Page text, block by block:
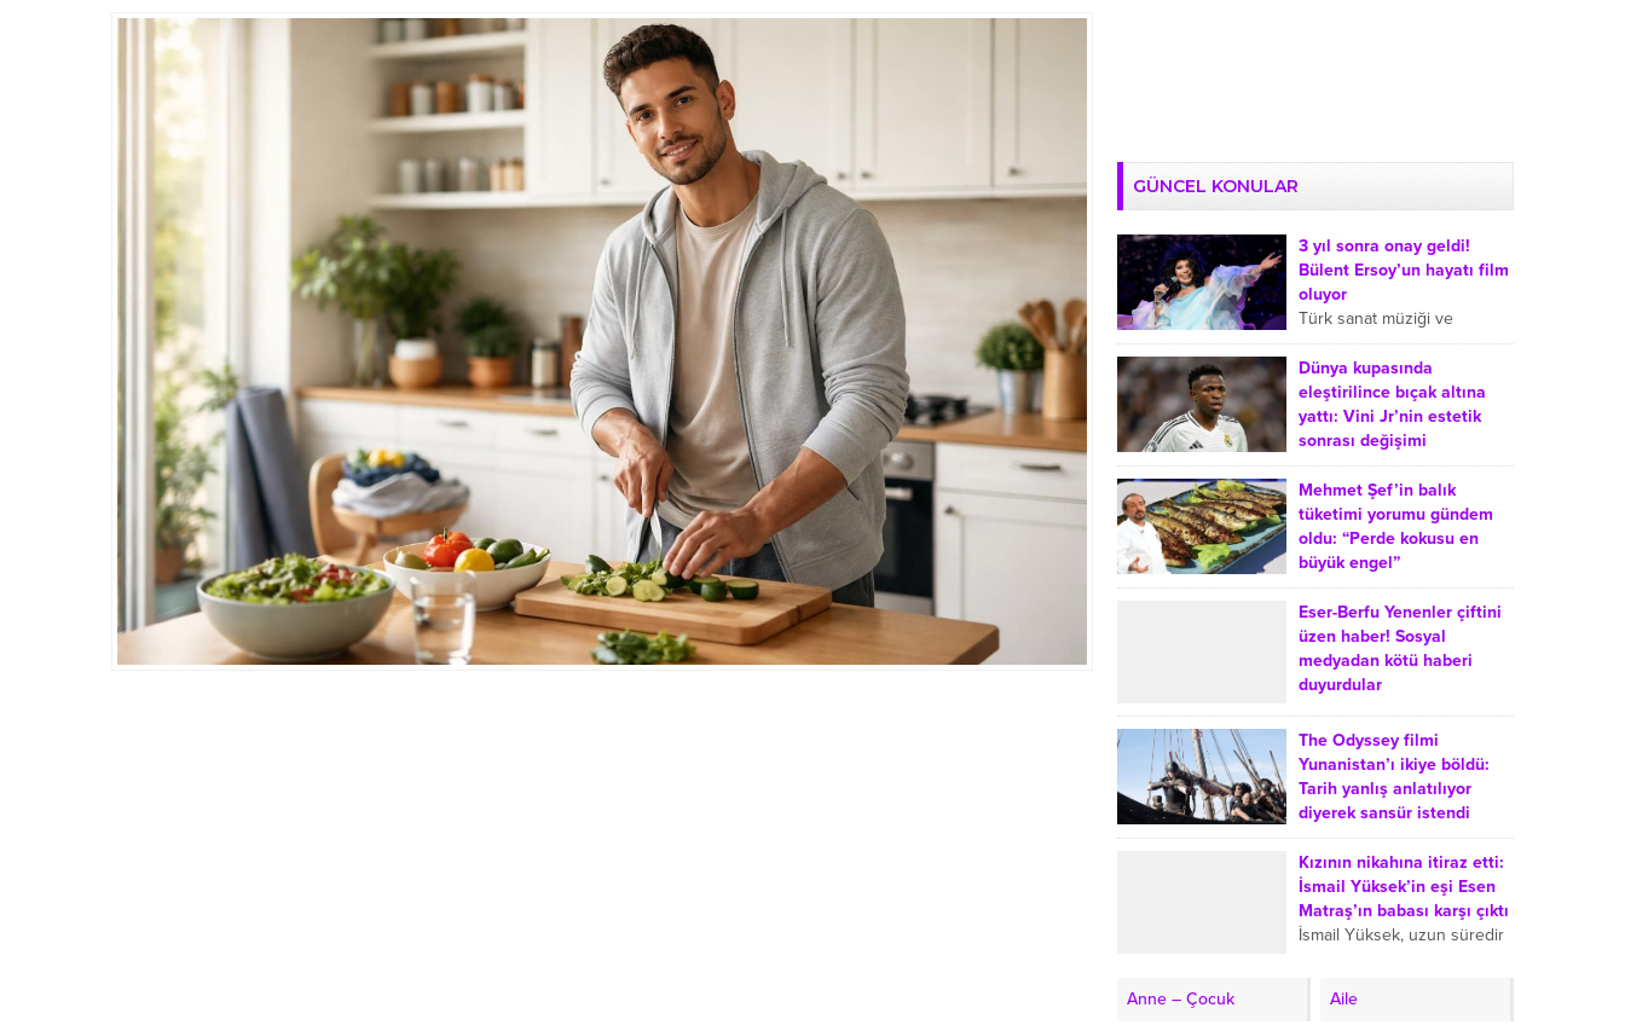
GÜNCEL KONULAR
3 yıl sonra onay geldi!
Bülent Ersoy’un hayatı film
oluyor
Türk sanat müziği ve
arabeskin sevilen
isimlerinden Bülent Ersoy’un
hayatı sinemaya uyarlanıyor.
Ersoy’un film projesiyle ilgili
süreçte, onayın yaklaşık üç...
Dünya kupasında
eleştirilince bıçak altına
yattı: Vini Jr’nin estetik
sonrası değişimi
Dünya Kupası sonrasında
Real Madrid’de forma giyen
Brezilyalı futbolcu Vinicius
Junior’ın çene operasyonu
geçirdiği yönündeki haberler
gündeme geldi. Sosyal
medyada...
Mehmet Şef’in balık
tüketimi yorumu gündem
oldu: “Perde kokusu en
büyük engel”
MasterChef Türkiye’nin
sevilen jüri üyesi Mehmet
Yalçınkaya, Türkiye’de
evlerde balık tüketiminin
azalmasına yol açtığını
Şef, balık...
Eser-Berfu Yenenler çiftini
üzen haber! Sosyal
medyadan kötü haberi
duyurdular
uzak yaşayan Eser Yenenler
ve Berfu Yenenler çifti,
takipçilerini üzen bir
gelişmeyi duyurdu. Berfu
The Odyssey filmi
Yunanistan’ı ikiye böldü:
Tarih yanlış anlatılıyor
diyerek sansür istendi
The Odyssey film Greece
censored wrong history
request Lina Mendoni Lifo
Renos Charalambides
Oppenheimer 975 million
Kızının nikahına itiraz etti:
İsmail Yüksek’in eşi Esen
Matraş’ın babası karşı çıktı
İsmail Yüksek, uzun süredir
oturdu. Nikahın ardından
Anne – Çocuk Aile